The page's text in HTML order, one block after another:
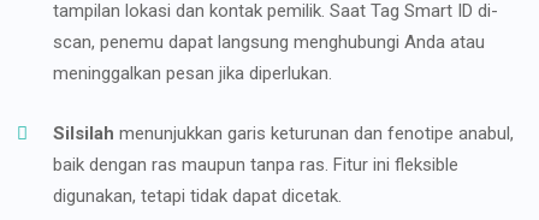
tampilan lokasi dan kontak pemilik. Saat Tag Smart ID di-
scan, penemu dapat langsung menghubungi Anda atau
meninggalkan pesan jika diperlukan.
Silsilah menunjukkan garis keturunan dan fenotipe anabul,
baik dengan ras maupun tanpa ras. Fitur ini fleksible
digunakan, tetapi tidak dapat dicetak.